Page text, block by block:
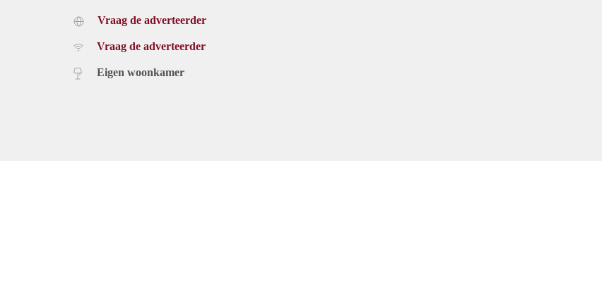
Vraag de adverteerder
Vraag de adverteerder
Eigen woonkamer